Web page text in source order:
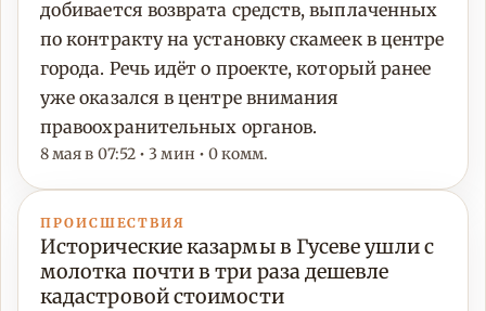
добивается возврата средств, выплаченных
по контракту на установку скамеек в центре
города. Речь идёт о проекте, который ранее
уже оказался в центре внимания
правоохранительных органов.
8 мая в 07:52 • 3 мин • 0 комм.
ПРОИСШЕСТВИЯ
Исторические казармы в Гусеве ушли с
молотка почти в три раза дешевле
кадастровой стоимости